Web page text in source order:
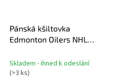
Pánská kšiltovka
Edmonton Oilers NHL
Graphic Unstructured
Adjustable
Skladem - ihned k odeslání
(>3 ks)